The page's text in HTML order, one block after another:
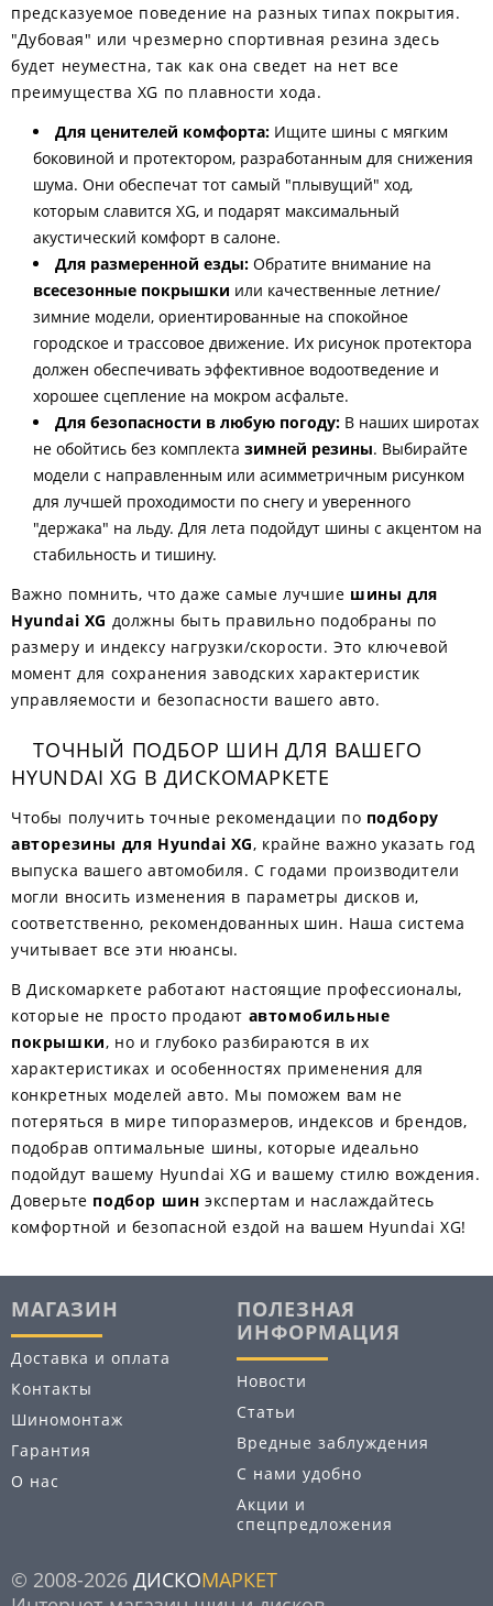
предсказуемое поведение на разных типах покрытия.
"Дубовая" или чрезмерно спортивная резина здесь
будет неуместна, так как она сведет на нет все
преимущества XG по плавности хода.
Для ценителей комфорта: Ищите шины с мягким
боковиной и протектором, разработанным для снижения
шума. Они обеспечат тот самый "плывущий" ход,
которым славится XG, и подарят максимальный
акустический комфорт в салоне.
Для размеренной езды: Обратите внимание на
всесезонные покрышки или качественные летние/
зимние модели, ориентированные на спокойное
городское и трассовое движение. Их рисунок протектора
должен обеспечивать эффективное водоотведение и
хорошее сцепление на мокром асфальте.
Для безопасности в любую погоду: В наших широтах
не обойтись без комплекта зимней резины. Выбирайте
модели с направленным или асимметричным рисунком
для лучшей проходимости по снегу и уверенного
"держака" на льду. Для лета подойдут шины с акцентом на
стабильность и тишину.
Важно помнить, что даже самые лучшие шины для
Hyundai XG должны быть правильно подобраны по
размеру и индексу нагрузки/скорости. Это ключевой
момент для сохранения заводских характеристик
управляемости и безопасности вашего авто.
ТОЧНЫЙ ПОДБОР ШИН ДЛЯ ВАШЕГО
HYUNDAI XG В ДИСКОМАРКЕТЕ
Чтобы получить точные рекомендации по подбору
авторезины для Hyundai XG, крайне важно указать год
выпуска вашего автомобиля. С годами производители
могли вносить изменения в параметры дисков и,
соответственно, рекомендованных шин. Наша система
учитывает все эти нюансы.
В Дискомаркете работают настоящие профессионалы,
которые не просто продают автомобильные
покрышки, но и глубоко разбираются в их
характеристиках и особенностях применения для
конкретных моделей авто. Мы поможем вам не
потеряться в мире типоразмеров, индексов и брендов,
подобрав оптимальные шины, которые идеально
подойдут вашему Hyundai XG и вашему стилю вождения.
Доверьте подбор шин экспертам и наслаждайтесь
комфортной и безопасной ездой на вашем Hyundai XG!
МАГАЗИН
Доставка и оплата
Контакты
Шиномонтаж
Гарантия
О нас
ПОЛЕЗНАЯ
ИНФОРМАЦИЯ
Новости
Статьи
Вредные заблуждения
С нами удобно
Акции и
спецпредложения
© 2008-2026 ДИСКОМАРКЕТ